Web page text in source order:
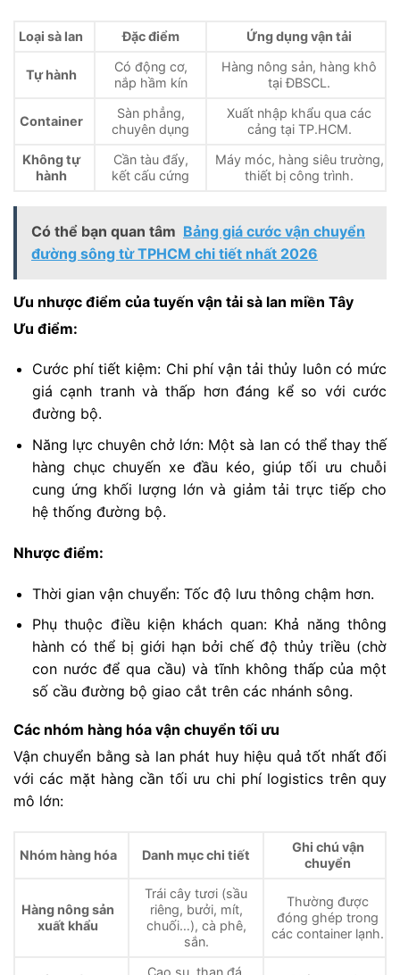
Loại sà lan Đặc điểm Ứng dụng vận tải
Tự hành
Có động cơ,
nắp hầm kín
Hàng nông sản, hàng khô
tại ĐBSCL.
Container
Sàn phẳng,
chuyên dụng
Xuất nhập khẩu qua các
cảng tại TP.HCM.
Không tự
hành
Cần tàu đẩy,
kết cấu cứng
Máy móc, hàng siêu trường,
thiết bị công trình.
Có thể bạn quan tâm Bảng giá cước vận chuyển
đường sông từ TPHCM chi tiết nhất 2026
Ưu nhược điểm của tuyến vận tải sà lan miền Tây
Ưu điểm:
Cước phí tiết kiệm: Chi phí vận tải thủy luôn có mức
giá cạnh tranh và thấp hơn đáng kể so với cước
đường bộ.
Năng lực chuyên chở lớn: Một sà lan có thể thay thế
hàng chục chuyến xe đầu kéo, giúp tối ưu chuỗi
cung ứng khối lượng lớn và giảm tải trực tiếp cho
hệ thống đường bộ.
Nhược điểm:
Thời gian vận chuyển: Tốc độ lưu thông chậm hơn.
Phụ thuộc điều kiện khách quan: Khả năng thông
hành có thể bị giới hạn bởi chế độ thủy triều (chờ
con nước để qua cầu) và tĩnh không thấp của một
số cầu đường bộ giao cắt trên các nhánh sông.
Các nhóm hàng hóa vận chuyển tối ưu
Vận chuyển bằng sà lan phát huy hiệu quả tốt nhất đối
với các mặt hàng cần tối ưu chi phí logistics trên quy
mô lớn:
Nhóm hàng hóa Danh mục chi tiết
Ghi chú vận
chuyển
Hàng nông sản
xuất khẩu
Trái cây tươi (sầu
riêng, bưởi, mít,
chuối…), cà phê,
sắn.
Thường được
đóng ghép trong
các container lạnh.
Cao su, than đá,